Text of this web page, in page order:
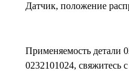
Датчик, положение
Применяемость детали
0232101024, свяжитесь